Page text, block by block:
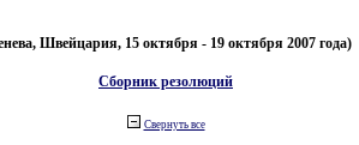
Швейцария, 15 октября - 19 октября 2007 года)
Сборник резолюций
Свернуть все